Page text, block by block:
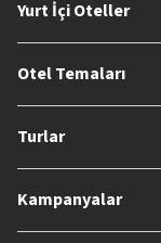
Yurt İçi Oteller
Otel Temaları
Turlar
Kampanyalar